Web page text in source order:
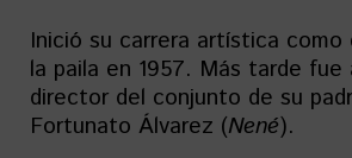
Inició su carrera artística
la paila en 1957. Más tarde fue
director del conjunto de su
Fortunato Álvarez (Nené).